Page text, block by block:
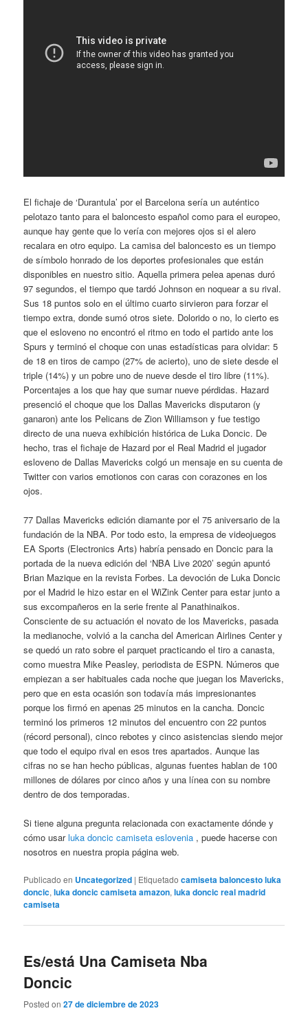
El fichaje de ‘Durantula’ por el Barcelona sería un auténtico
pelotazo tanto para el baloncesto español como para el europeo,
aunque hay gente que lo vería con mejores ojos si el alero
recalara en otro equipo. La camisa del baloncesto es un tiempo
de símbolo honrado de los deportes profesionales que están
disponibles en nuestro sitio. Aquella primera pelea apenas duró
97 segundos, el tiempo que tardó Johnson en noquear a su rival.
Sus 18 puntos solo en el último cuarto sirvieron para forzar el
tiempo extra, donde sumó otros siete. Dolorido o no, lo cierto es
que el esloveno no encontró el ritmo en todo el partido ante los
Spurs y terminó el choque con unas estadísticas para olvidar: 5
de 18 en tiros de campo (27% de acierto), uno de siete desde el
triple (14%) y un pobre uno de nueve desde el tiro libre (11%).
Porcentajes a los que hay que sumar nueve pérdidas. Hazard
presenció el choque que los Dallas Mavericks disputaron (y
ganaron) ante los Pelicans de Zion Williamson y fue testigo
directo de una nueva exhibición histórica de Luka Doncic. De
hecho, tras el fichaje de Hazard por el Real Madrid el jugador
esloveno de Dallas Mavericks colgó un mensaje en su cuenta de
Twitter con varios emotionos con caras con corazones en los
ojos.
77 Dallas Mavericks edición diamante por el 75 aniversario de la
fundación de la NBA. Por todo esto, la empresa de videojuegos
EA Sports (Electronics Arts) habría pensado en Doncic para la
portada de la nueva edición del ‘NBA Live 2020’ según apuntó
Brian Mazique en la revista Forbes. La devoción de Luka Doncic
por el Madrid le hizo estar en el WiZink Center para estar junto a
sus excompañeros en la serie frente al Panathinaikos.
Consciente de su actuación el novato de los Mavericks, pasada
la medianoche, volvió a la cancha del American Airlines Center y
se quedó un rato sobre el parquet practicando el tiro a canasta,
como muestra Mike Peasley, periodista de ESPN. Números que
empiezan a ser habituales cada noche que juegan los Mavericks,
pero que en esta ocasión son todavía más impresionantes
porque los firmó en apenas 25 minutos en la cancha. Doncic
terminó los primeros 12 minutos del encuentro con 22 puntos
(récord personal), cinco rebotes y cinco asistencias siendo mejor
que todo el equipo rival en esos tres apartados. Aunque las
cifras no se han hecho públicas, algunas fuentes hablan de 100
millones de dólares por cinco años y una línea con su nombre
dentro de dos temporadas.
Si tiene alguna pregunta relacionada con exactamente dónde y
cómo usarluka doncic camiseta eslovenia , puede hacerse con
nosotros en nuestra propia página web.
Publicado en Uncategorized | Etiquetado camiseta baloncesto luka
doncic,luka doncic camiseta amazon,luka doncic real madrid
camiseta
Es/está Una Camiseta Nba
Doncic
Posted on27 de diciembre de 2023